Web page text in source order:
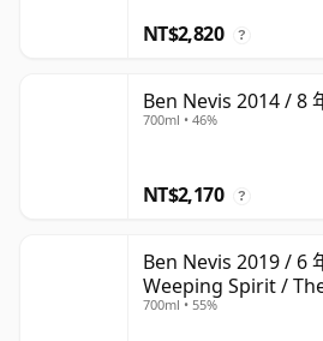
NT$2,820 ?
Ben Nevis 2014 / 8
700ml • 46%
NT$2,170 ?
Ben Nevis 2019 / 6
Weeping Spirit /
700ml • 55%